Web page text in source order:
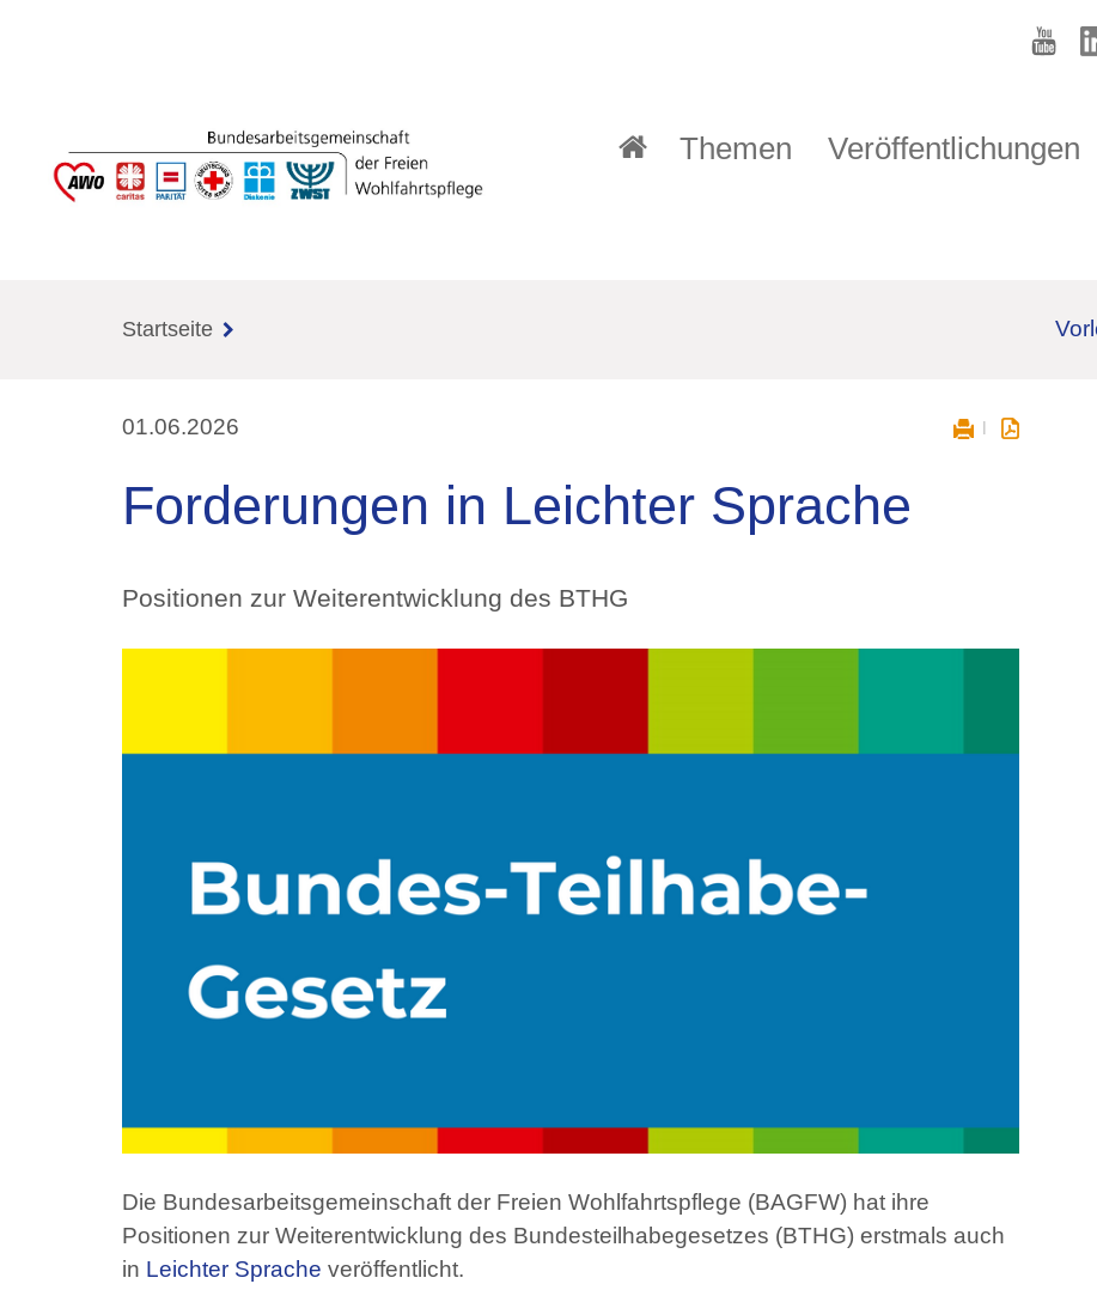
Themen Veröffentlichungen
Startseite
01.06.2026
Forderungen in Leichter Sprache
Positionen zur Weiterentwicklung des BTHG
Die Bundesarbeitsgemeinschaft der Freien Wohlfahrtspflege (BAGFW) hat ihre
Positionen zur Weiterentwicklung des Bundesteilhabegesetzes (BTHG) erstmals auch
in Leichter Sprache veröffentlicht.